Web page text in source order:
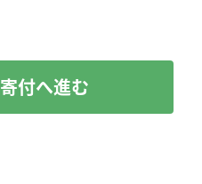
寄付へ進む